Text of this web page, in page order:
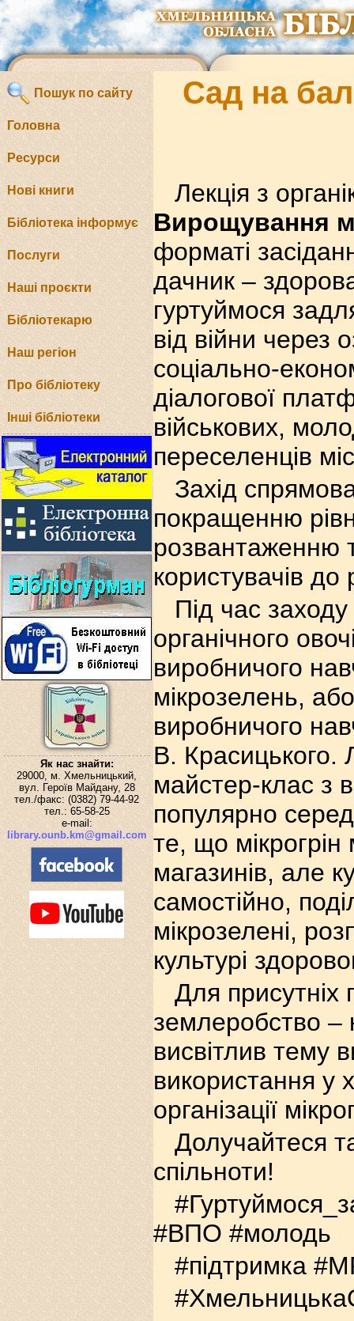
Пошук по сайту
Головна
Ресурси
Нові книги
Бібліотека інформує
Послуги
Наші проєкти
Бібліотекарю
Наш регіон
Про бібліотеку
Інші бібліотеки
Як нас знайти:
29000, м. Хмельницький,
вул. Героїв Майдану, 28
тел./факс: (0382) 79-44-92
тел.: 65-58-25
e-mail:
library.ounb.km@gmail.com
Сад на
Лекція з
Вирощування
форматі
дачник –
гуртуймося
від війни через
соціально-
діалогової
військових,
переселенців
Захід
покращенню
розвантаженню
користувачів
Під час
органічного
виробничого
мікрозелень,
виробничого
В. Красицького.
майстер-клас з
популярно
те, що
магазинів, але
самостійно,
мікрозелені,
культурі
Для присутніх
землеробство –
висвітлив тему
використання у
організації
Долучайтеся
спільноти!
#ВПО #молодь
#підтримка